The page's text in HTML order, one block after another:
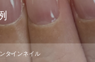
タインネイル